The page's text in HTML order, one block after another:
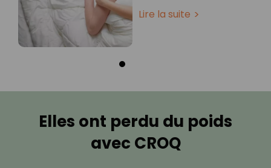
Lire la suite
Elles ont perdu du poids
avec CROQ